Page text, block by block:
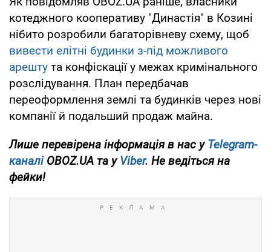
котеджного кооперативу "Династія" в Козині
нібито розробили багаторівневу схему, щоб
вивести елітні будинки з-під можливого
арешту та конфіскації у межах кримінального
розслідування. План передбачав
переоформлення землі та будинків через нові
компанії й подальший продаж майна.
Лише перевірена інформація в нас уTelegram-
каналіOBOZ.UA та уViber. Не ведіться на
фейки!